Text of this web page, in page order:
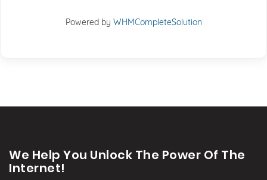
Powered by WHMCompleteSolution
We Help You Unlock The Power Of The
Internet!